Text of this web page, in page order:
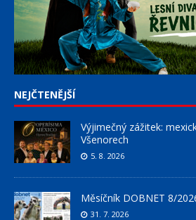
NEJČTENĚJŠÍ
Výjimečný zážitek:
Všenorech
5. 8. 2026
Měsíčník DOBNET 8/
31. 7. 2026